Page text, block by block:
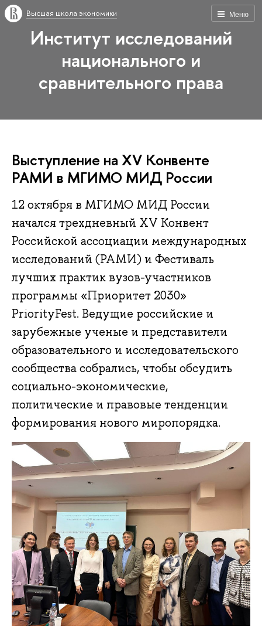
Меню
Высшая школа экономики
Институт исследований
национального и
сравнительного права
Выступление на XV Конвенте
РАМИ в МГИМО МИД России
12 октября в МГИМО МИД России
начался трехдневный XV Конвент
Российской ассоциации международных
исследований (РАМИ) и Фестиваль
лучших практик вузов-участников
программы «Приоритет 2030»
PriorityFest. Ведущие российские и
зарубежные ученые и представители
образовательного и исследовательского
сообщества собрались, чтобы обсудить
социально-экономические,
политические и правовые тенденции
формирования нового миропорядка.